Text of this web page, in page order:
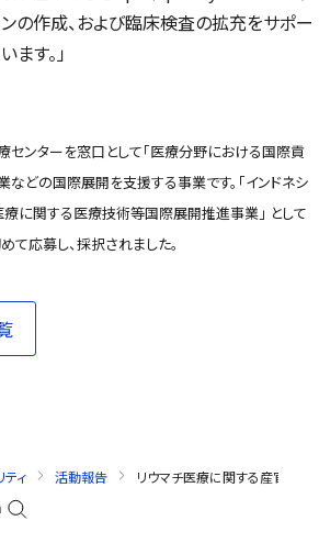
の作成、および臨床検査の拡充をサポー
す。」
ンターを窓口として「医療分野における国際貢
などの国際展開を支援する事業です。「インドネシ
に関する医療技術等国際展開推進事業」 として
応募し、採択されました。
ティ 活動報告
リウマチ医療に関する産官学